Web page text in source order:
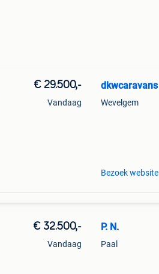
€ 29.500,-
Vandaag
dkwcaravans
Wevelgem
Bezoek website
€ 32.500,-
Vandaag
P. N.
Paal